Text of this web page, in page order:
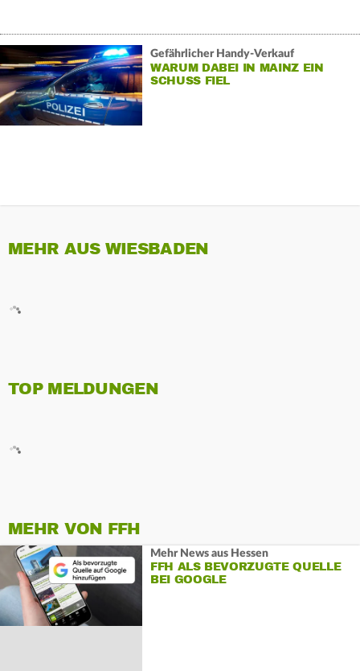
Gefährlicher Handy-Verkauf
WARUM DABEI IN MAINZ EIN
SCHUSS FIEL
MEHR AUS WIESBADEN
TOP MELDUNGEN
MEHR VON FFH
Mehr News aus Hessen
FFH ALS BEVORZUGTE QUELLE
BEI GOOGLE